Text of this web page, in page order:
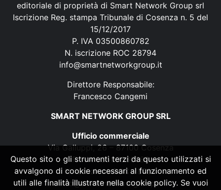
editoriale di proprietà di Smart Network Group srl
Iscrizione Reg. stampa Tribunale di Cosenza n. 5 del
15/12/2017
P. IVA 03500860782
N. iscrizione ROC 28794
info@smartnetworkgroup.it
Direttore Responsabile:
Francesco Cangemi
SMART NETWORK GROUP SRL
Ufficio commerciale
Via Galluppi, 26 – 87100 Cosenza
P. IVA 03500860782
N. iscrizione ROC 28794
info@smartnetworkgroup.it
Questo sito o gli strumenti terzi da questo utilizzati si
avvalgono di cookie necessari al funzionamento ed
utili alle finalità illustrate nella cookie policy. Se vuoi